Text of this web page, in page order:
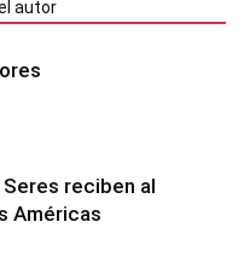
autor
reciben al
Américas